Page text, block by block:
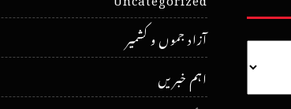
آزاد جموں و کشمیر
اہم خبریں